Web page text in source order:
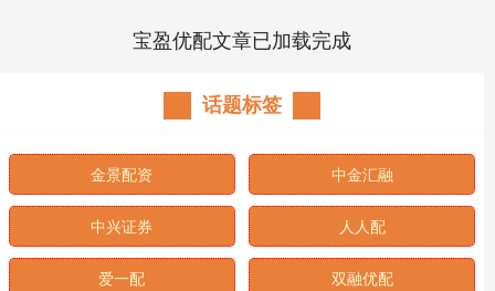
宝盈优配文章已加载完成
话题标签
金景配资 中金汇融
中兴证券 人人配
爱一配 双融优配